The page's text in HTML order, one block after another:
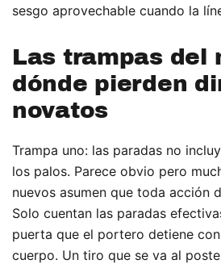
sesgo aprovechable cuando la
Las trampas del
dónde pierden
novatos
Trampa uno: las paradas no
los palos. Parece obvio pero
nuevos asumen que toda acción
Solo cuentan las paradas
puerta que el portero detiene
cuerpo. Un tiro que se va al